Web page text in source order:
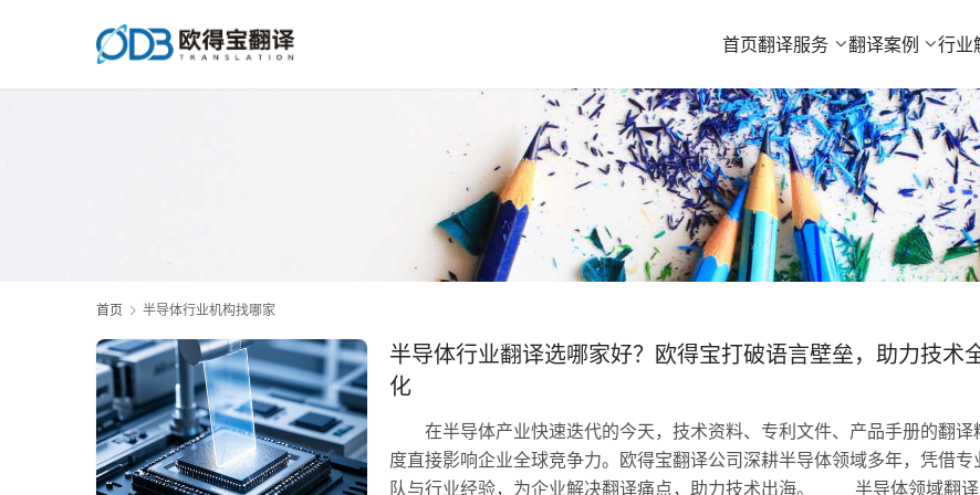
首页翻译服务 翻译案例 行业
首页 半导体行业机构找哪家
半导体行业翻译选哪家好？欧得宝打破语言壁垒，助力技术
化
在半导体产业快速迭代的今天，技术资料、专利文件、产品手册的翻译
度直接影响企业全球竞争力。欧得宝翻译公司深耕半导体领域多年，凭借专
队与行业经验，为企业解决翻译痛点，助力技术出海。 半导体领域翻译